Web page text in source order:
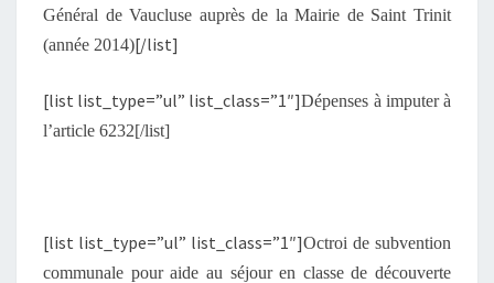
Général de Vaucluse auprès de la Mairie de Saint Trinit
(année 2014)[/list]
[list list_type=”ul” list_class=”1″]Dépenses à imputer à
l’article 6232[/list]
[list list_type=”ul” list_class=”1″]Octroi de subvention
communale pour aide au séjour en classe de découverte